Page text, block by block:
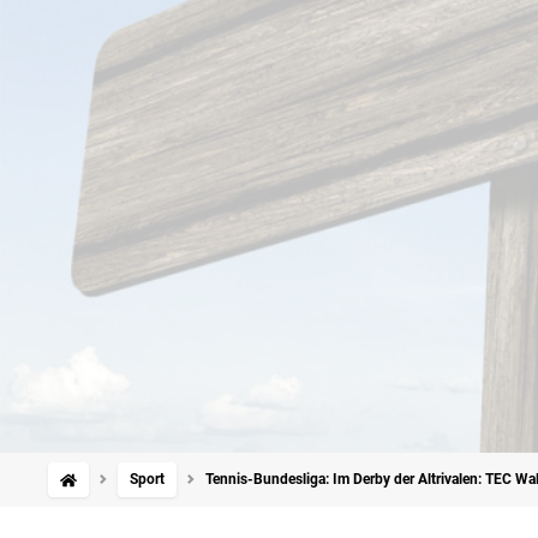
Sport Tennis-Bundesliga: Im Derby der Altrivalen: TEC